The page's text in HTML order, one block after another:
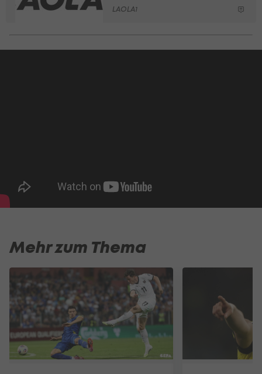
LAOLA1
Mehr zum Thema